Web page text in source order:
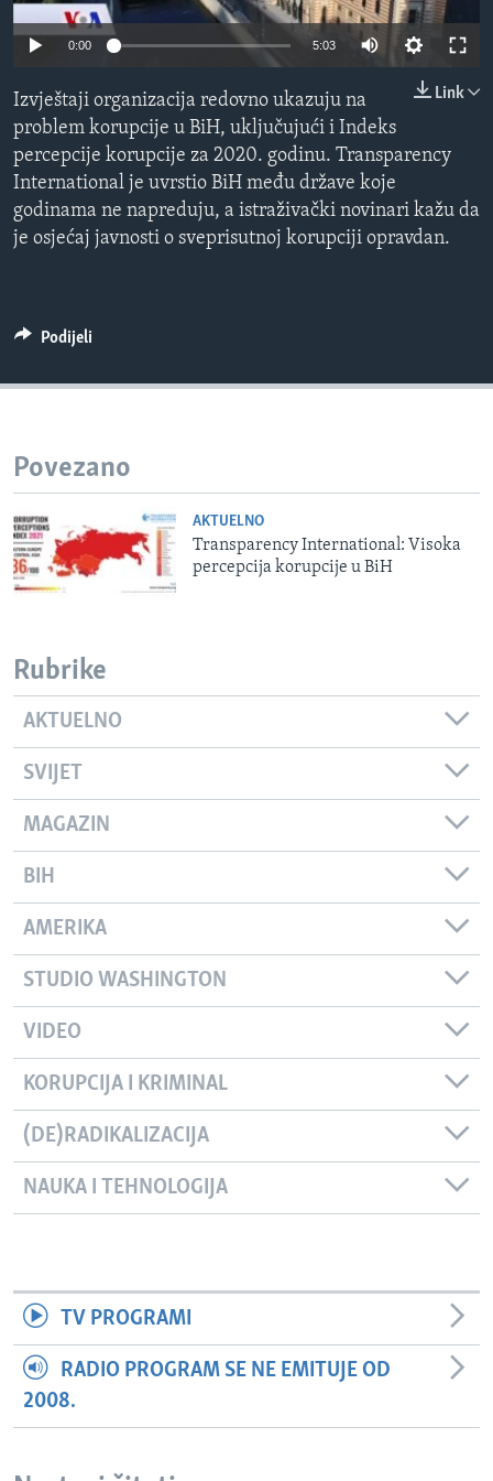
MAGAZIN
O GLASU AMERIKE
Learning English
PRATITE NAS
0:00 5:03
Link
Izvještaji organizacija redovno ukazuju na
problem korupcije u BiH, uključujući i Indeks
percepcije korupcije za 2020. godinu. Transparency
International je uvrstio BiH među države koje
godinama ne napreduju, a istraživački novinari kažu da
je osjećaj javnosti o sveprisutnoj korupciji opravdan.
Podijeli
Povezano
AKTUELNO
Transparency International: Visoka
percepcija korupcije u BiH
Rubrike
AKTUELNO
SVIJET
MAGAZIN
BIH
AMERIKA
STUDIO WASHINGTON
VIDEO
KORUPCIJA I KRIMINAL
(DE)RADIKALIZACIJA
NAUKA I TEHNOLOGIJA
TV PROGRAMI
RADIO PROGRAM SE NE EMITUJE OD
2008.